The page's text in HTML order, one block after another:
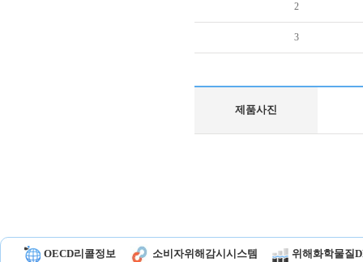
2
3
제품사진
OECD리콜정보 소비자위해감시시스템 위해화학물질